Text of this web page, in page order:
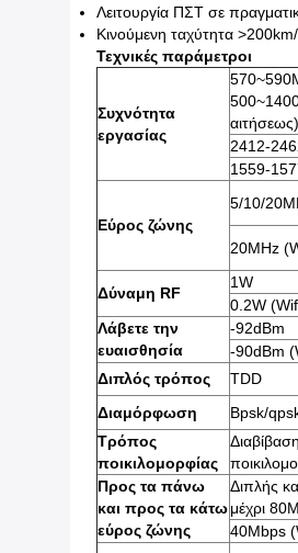
Λειτουργία ΠΣΤ σε
Κινούμενη ταχύτητα
Τεχνικές παράμετροι
Συχνότητα
εργασίας
αιτήσεως)
2412-
1559-
Εύρος ζώνης
5/10/
20MHz
Δύναμη RF
1W
0.2W
Λάβετε την
ευαισθησία
-92dBm
-90dBm
Διπλός τρόπος
TDD
Διαμόρφωση
Bpsk/
Τρόπος
ποικιλομορφίας
Προς τα πάνω
και προς τα κάτω
εύρος ζώνης
Διπλής
μέχρι
40Mbps